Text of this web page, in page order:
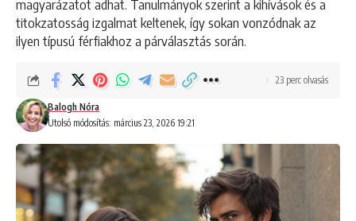
magyarázatot adhat. Tanulmányok szerint a kihívások és a
titokzatosság izgalmat keltenek, így sokan vonzódnak az
ilyen típusú férfiakhoz a párválasztás során.
Utolsó módosítás: március 23, 2026 19:21
Balogh Nóra
23 perc olvasás